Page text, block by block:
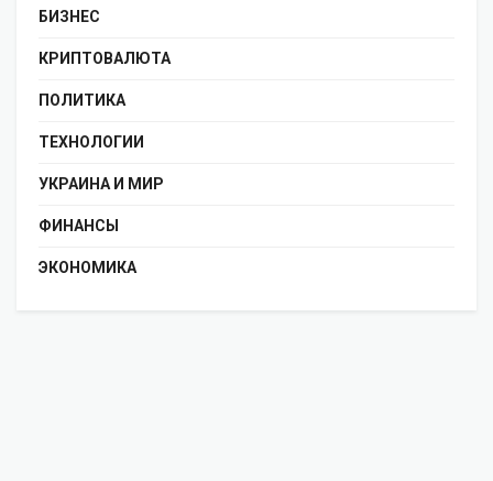
БИЗНЕС
КРИПТОВАЛЮТА
ПОЛИТИКА
ТЕХНОЛОГИИ
УКРАИНА И МИР
ФИНАНСЫ
ЭКОНОМИКА